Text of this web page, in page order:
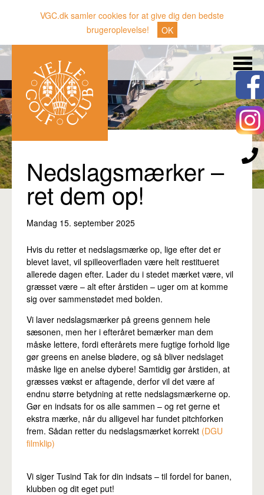
VGC.dk samler cookies for at give dig den bedste
brugeroplevelse!
OK
Nyheder
Klubben
Gæster
Sporten
Erhverv
Den lille Kok
Pro
Nedslagsmærker –
ret dem op!
Mandag 15. september 2025
Hvis du retter et nedslagsmærke op, lige efter det er
blevet lavet, vil spilleoverfladen være helt restitueret
allerede dagen efter. Lader du i stedet mærket være, vil
græsset være – alt efter årstiden – uger om at komme
sig over sammenstødet med bolden.
Vi laver nedslagsmærker på greens gennem hele
sæsonen, men her i efteråret bemærker man dem
måske lettere, fordi efterårets mere fugtige forhold lige
gør greens en anelse blødere, og så bliver nedslaget
måske lige en anelse dybere! Samtidig gør årstiden, at
græsses vækst er aftagende, derfor vil det være af
endnu større betydning at rette nedslagsmærkerne op.
Gør en indsats for os alle sammen – og ret gerne et
ekstra mærke, når du alligevel har fundet pitchforken
frem. Sådan retter du nedslagsmærket korrekt (DGU
filmklip)
Vi siger Tusind Tak for din indsats – til fordel for banen,
klubben og dit eget put!